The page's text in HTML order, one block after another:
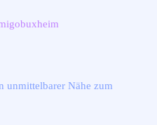
unmittelbarer Nähe zum